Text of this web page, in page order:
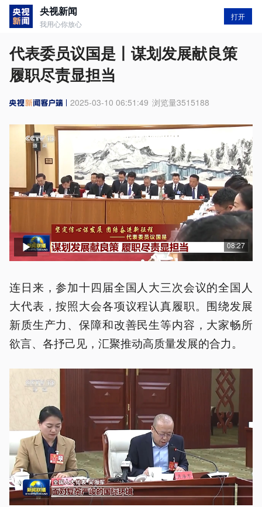
央视新闻
我用心你放心
打开
代表委员议国是丨谋划发展献良策
履职尽责显担当
2025-03-10 06:51:49 浏览量3515188
08:27
连日来，参加十四届全国人大三次会议的全国人
大代表，按照大会各项议程认真履职。围绕发展
新质生产力、保障和改善民生等内容，大家畅所
欲言、各抒己见，汇聚推动高质量发展的合力。